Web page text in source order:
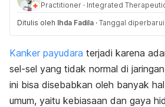
Practitioner · Integrated
Ditulis oleh Ihda Fadila · Tanggal
Kanker payudara terjadi karena
sel-sel yang tidak normal di
ini bisa disebabkan oleh banyak
umum, yaitu kebiasaan dan gaya